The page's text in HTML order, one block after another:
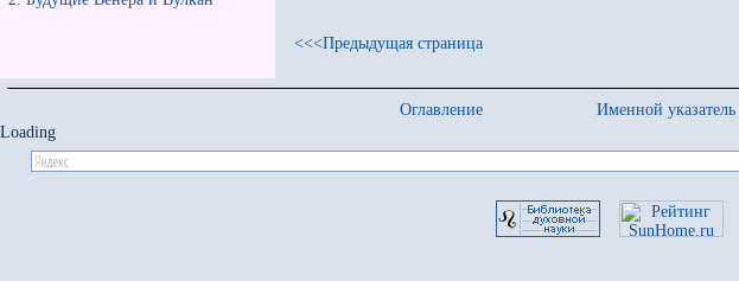
<<<Предыдущая страница
Оглавление Именной указатель
Loading